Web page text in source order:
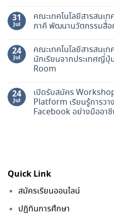
31
Jul
คณะเทคโนโลยีสารสนเ
ภาคี พัฒนานวัตกรรมสื่อ
24
Jul
คณะเทคโนโลยีสารสนเ
นักเรียนจากประเทศญี่
Room
24
Jul
เปิดรับสมัคร
Platform เรียนรู้การว
Facebook อย่างมืออา
Quick Link
สมัครเรียนออนไลน์
ปฏิทินการศึกษา